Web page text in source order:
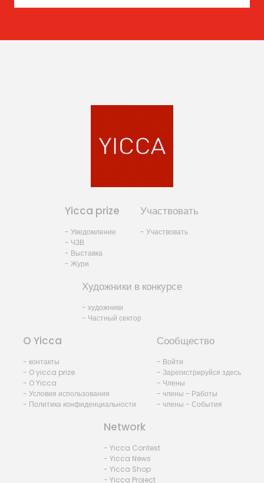
Yicca prize
- Уведомление
- ЧЗВ
- Выставка
- Жури
Участвовать
- Участвовать
Художники в конкурсе
- художники
- Частный сектор
O Yicca
- контакты
- O yicca prize
- O Yicca
- Условия использования
- Политика конфиденциальности
Сообщество
- Войти
- Зарегистрируйся здесь
- Члены
- члены - Работы
- члены - События
Network
- Yicca Contest
- Yicca News
- Yicca Shop
- Yicca Project